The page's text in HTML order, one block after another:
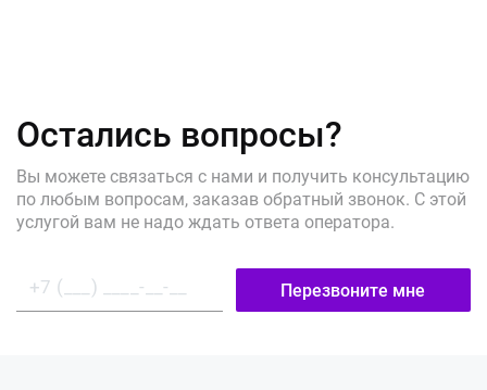
Остались вопросы?
Вы можете связаться с нами и получить консультацию
по любым вопросам, заказав обратный звонок. С этой
услугой вам не надо ждать ответа оператора.
Перезвоните мне